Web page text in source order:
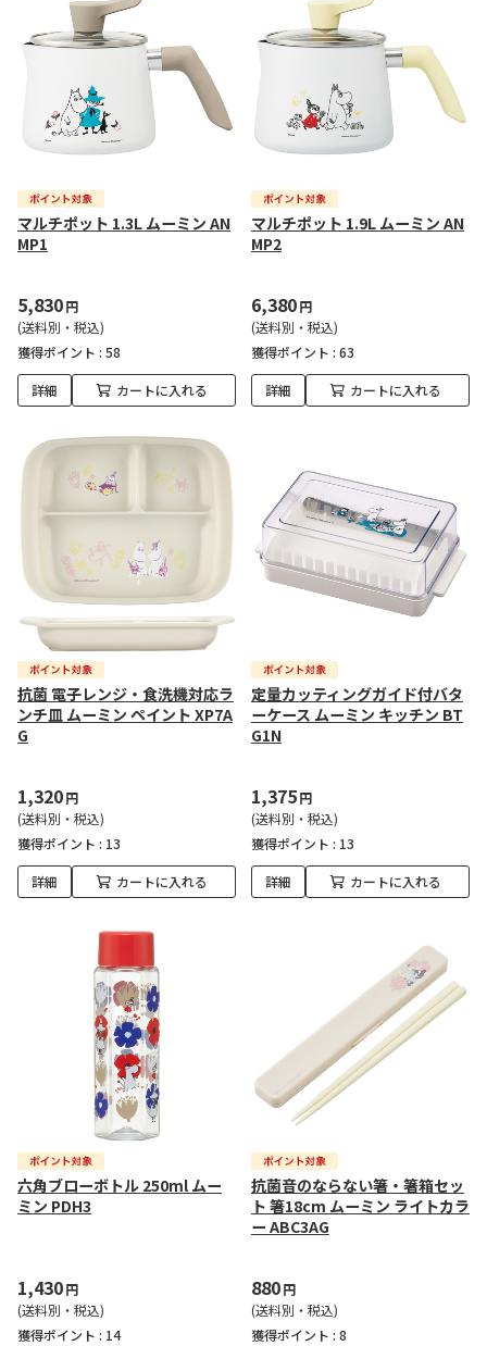
マルチポット 1.3L ムーミン AN
MP1
5,830円
(送料別・税込)
獲得ポイント : 58
詳細 カートに入れる
マルチポット 1.9L ムーミン AN
MP2
6,380円
(送料別・税込)
獲得ポイント : 63
詳細 カートに入れる
抗菌 電子レンジ・食洗機対応ラ
ンチ皿 ムーミン ペイント XP7A
G
1,320円
(送料別・税込)
獲得ポイント : 13
詳細 カートに入れる
定量カッティングガイド付バタ
ーケース ムーミン キッチン BT
G1N
1,375円
(送料別・税込)
獲得ポイント : 13
詳細 カートに入れる
六角ブローボトル 250ml ムー
ミン PDH3
1,430円
(送料別・税込)
獲得ポイント : 14
抗菌音のならない箸・箸箱セッ
ト 箸18cm ムーミン ライトカラ
ー ABC3AG
880円
(送料別・税込)
獲得ポイント : 8